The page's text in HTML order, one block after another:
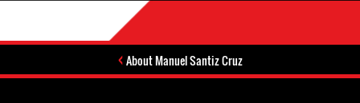
About Manuel Santiz Cruz